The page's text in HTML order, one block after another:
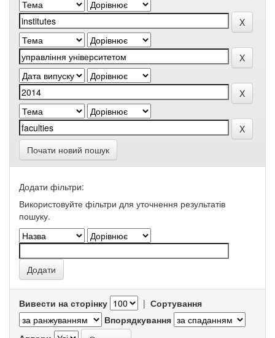
Почати новий пошук
Додати фільтри:
Використовуйте фільтри для уточнення результатів
пошуку.
Вивести на сторінку | Сортування
Впорядкування